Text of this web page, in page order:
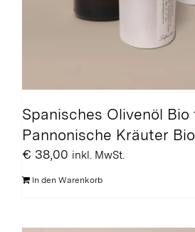
Spanisches Olivenöl
Pannonische Kräuter Bio
€ 38,00 inkl. MwSt.
In den Warenkorb